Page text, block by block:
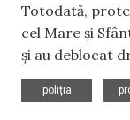
Totodată,
cel Mare și
și au deblocat
poliția